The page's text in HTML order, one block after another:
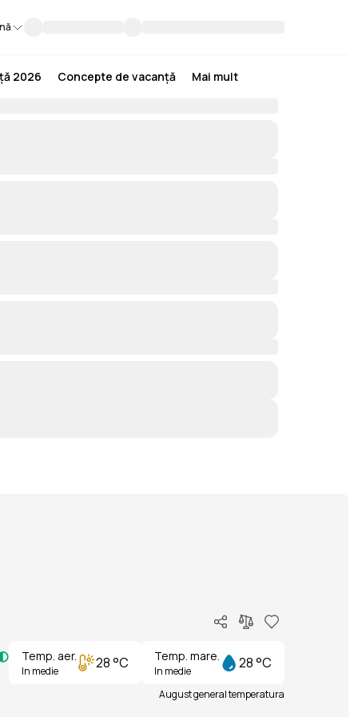
2026 Concepte de vacanță Mai mult
Temp. aer.
In medie 28 °C Temp. mare.
In medie 28 °C
August general temperatura